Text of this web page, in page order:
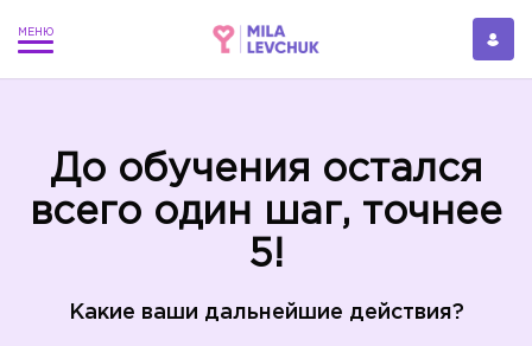
До обучения остался
всего один шаг, точнее
5!
Какие ваши дальнейшие действия?